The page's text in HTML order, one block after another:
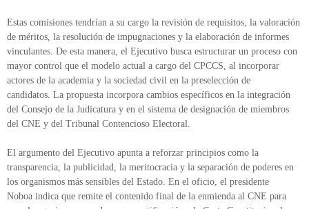
Estas comisiones tendrían a su cargo la revisión de requisitos, la valoración
de méritos, la resolución de impugnaciones y la elaboración de informes
vinculantes. De esta manera, el Ejecutivo busca estructurar un proceso con
mayor control que el modelo actual a cargo del CPCCS, al incorporar
actores de la academia y la sociedad civil en la preselección de
candidatos. La propuesta incorpora cambios específicos en la integración
del Consejo de la Judicatura y en el sistema de designación de miembros
del CNE y del Tribunal Contencioso Electoral.
El argumento del Ejecutivo apunta a reforzar principios como la
transparencia, la publicidad, la meritocracia y la separación de poderes en
los organismos más sensibles del Estado. En el oficio, el presidente
Noboa indica que remite el contenido final de la enmienda al CNE para